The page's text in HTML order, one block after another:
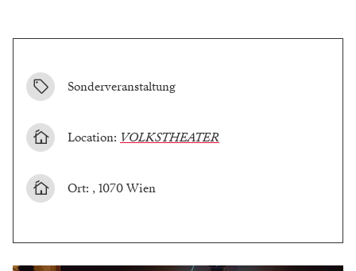
Sonderveranstaltung
Location: VOLKSTHEATER
Ort: , 1070 Wien